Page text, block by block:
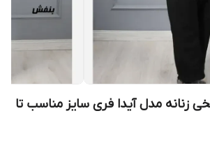
زنانه مدل آیدا فری سایز مناسب تا